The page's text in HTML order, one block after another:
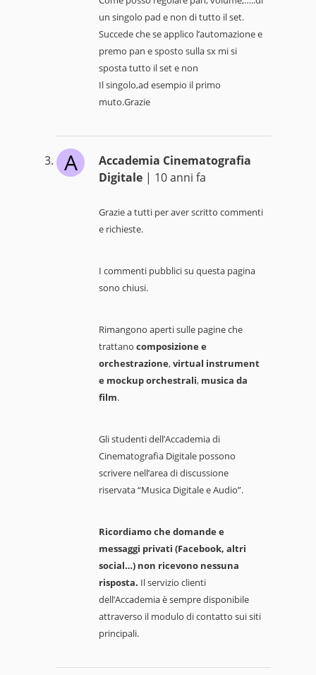
un singolo pad e non di tutto il set.
Succede che se applico l’automazione e
premo pan e sposto sulla sx mi si
sposta tutto il set e non
Il singolo,ad esempio il primo
muto.Grazie
A
Accademia Cinematografia
Digitale | 10 anni fa
Grazie a tutti per aver scritto commenti
e richieste.
I commenti pubblici su questa pagina
sono chiusi.
Rimangono aperti sulle pagine che
trattano composizione e
orchestrazione,virtual instrument
e mockup orchestrali, musica da
film.
Gli studenti dell’Accademia di
Cinematografia Digitale possono
scrivere nell’area di discussione
riservata “Musica Digitale e Audio”.
Ricordiamo che domande e
messaggi privati (Facebook, altri
social…) non ricevono nessuna
risposta. Il servizio clienti
dell’Accademia è sempre disponibile
attraverso il modulo di contatto sui siti
principali.